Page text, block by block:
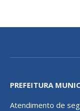
PREFEITURA
Atendimento de